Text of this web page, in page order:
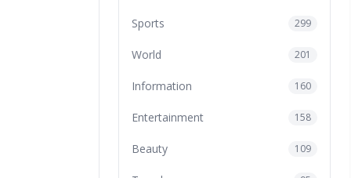
Sports 299
World 201
Information 160
Entertainment 158
Beauty 109